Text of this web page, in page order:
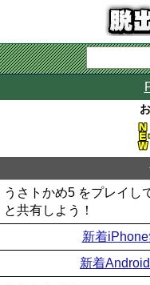
うさトかめ5 をプレイし
と共有しよう！
新着
新着